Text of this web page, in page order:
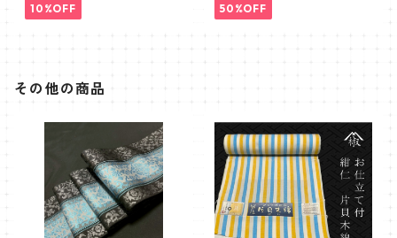
10%OFF 50%OFF
その他の商品